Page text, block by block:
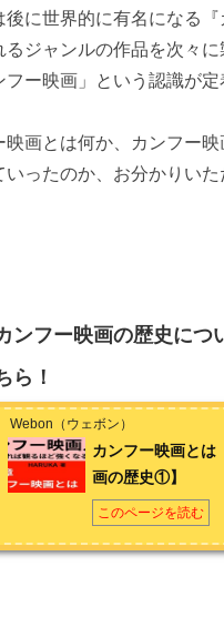
後に世界的に有名になる『
るジャンルの作品を次々
フー映画」という認識が定
映画とは何か、カンフー
いったのか、お分かりいた
ンフー映画の歴史につ
ら！
Webon（ウェボン）
カンフー映画と
画の歴史①】
このページを読む